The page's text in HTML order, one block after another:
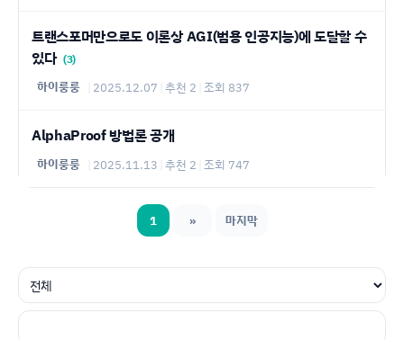
트랜스포머만으로도 이론상 AGI(범용 인공지능)에 도달할 수
있다 (3)
하이룽룽 2025.12.07 추천 2 조회 837
AlphaProof 방법론 공개
하이룽룽 2025.11.13 추천 2 조회 747
1 » 마지막